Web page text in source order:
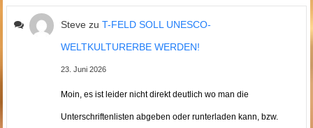
Steve zuT-FELD SOLL UNESCO-
WELTKULTURERBE WERDEN!
23. Juni 2026
Moin, es ist leider nicht direkt deutlich wo man die
Unterschriftenlisten abgeben oder runterladen kann, bzw.